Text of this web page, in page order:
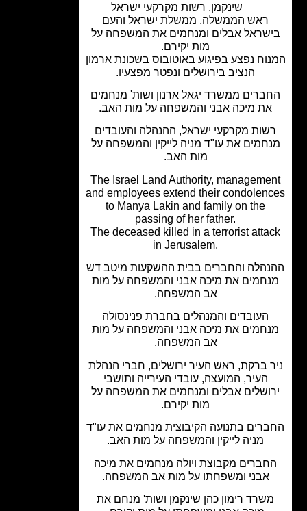
,רשות מקרקעי ישראל
ראש הממשלה, ממשלת ישראל והעם
אבלים ומנחמים את המשפחה על
מות יקירם.
נפצע בפיגוע באוטובוס בשכונת ארמון
הנציב בירושלים ונפטר מפצעיו.
ממשרד יגאל ארנון ושות' מנחמים
מיכה אבני והמשפחה על מות האב.
מקרקעי ישראל, ההנהלה והעובדים
את עו"ד מניה לייקין והמשפחה על
מות האב.
The Israel Land Authority,
and employees extend their
to Manya Lakin and family on the
passing of her father.
The deceased killed in a terrorist
in Jerusalem.
והחברים בבית ההשקעות מיטב דש
את מיכה אבני והמשפחה על מות
אב המשפחה.
העובדים והמנהלים בחברת פנינסולה
את מיכה אבני והמשפחה על מות
אב המשפחה.
ברקת, ראש העיר ירושלים, חברי הנהלת
העיר, המועצה, עובדי העירייה ותושבי
אבלים ומנחמים את המשפחה על
מות יקירם.
בתנועה הקיבוצית מנחמים את עו"ד
מניה לייקין והמשפחה על מות האב.
מקבוצת ויולה מנחמים את מיכה
אבני ומשפחתו על מות אב המשפחה.
רימון כהן שינקמן ושות' מנחם את